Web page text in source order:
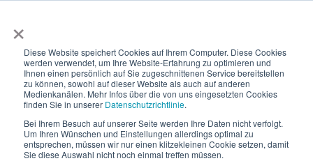
×
Diese Website speichert Cookies auf Ihrem Computer. Diese Cookies
werden verwendet, um Ihre Website-Erfahrung zu optimieren und
Ihnen einen persönlich auf Sie zugeschnittenen Service bereitstellen
zu können, sowohl auf dieser Website als auch auf anderen
Medienkanälen. Mehr Infos über die von uns eingesetzten Cookies
finden Sie in unserer Datenschutzrichtlinie.
Bei Ihrem Besuch auf unserer Seite werden Ihre Daten nicht verfolgt.
Um Ihren Wünschen und Einstellungen allerdings optimal zu
entsprechen, müssen wir nur einen klitzekleinen Cookie setzen, damit
Sie diese Auswahl nicht noch einmal treffen müssen.
Beratung buchen